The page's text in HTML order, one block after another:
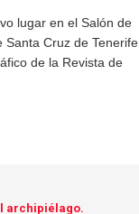
lugar en el Salón de
Santa Cruz de Tenerife
de la Revista de
archipiélago.